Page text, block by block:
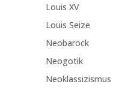
Louis XV
Louis Seize
Neobarock
Neogotik
Neoklassizismus